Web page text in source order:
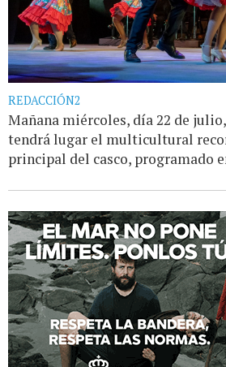
REDACCIÓN2
Mañana miércoles, día 22 de
tendrá lugar el multicultural
principal del casco, programado